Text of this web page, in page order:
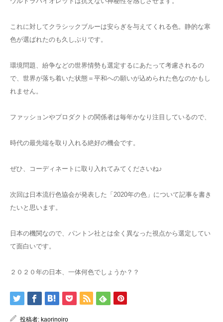
これに対してクラシックブルーは安らぎを与えてくれる色。静的な寒
色が選ばれたのも久しぶりです。
環境問題、紛争などの世界情勢も選定するにあたって考慮されるの
で、世界が落ち着いた状態＝平和への願いが込められた色なのかもし
れません。
ファッションやプロダクトの関係者は毎年かなり注目しているので、
時代の最先端を取り入れる絶好の機会です。
ぜひ、コーディネートに取り入れてみてくださいね♪
次回は日本流行色協会が発表した「2020年の色」について記事を書き
たいと思います。
日本の機関なので、パントン社とは全く異なった視点から選定してい
て面白いです。
２０２０年の日本、一体何色でしょうか？？
投稿者: kaorinoiro